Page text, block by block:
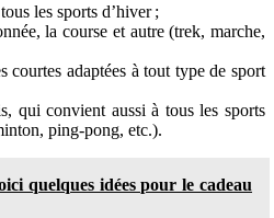
les sports d’hiver ;
la course et autre (trek, marche,
courtes adaptées à tout type de sport
qui convient aussi à tous les sports
ping-pong, etc.).
quelques idées pour le cadeau